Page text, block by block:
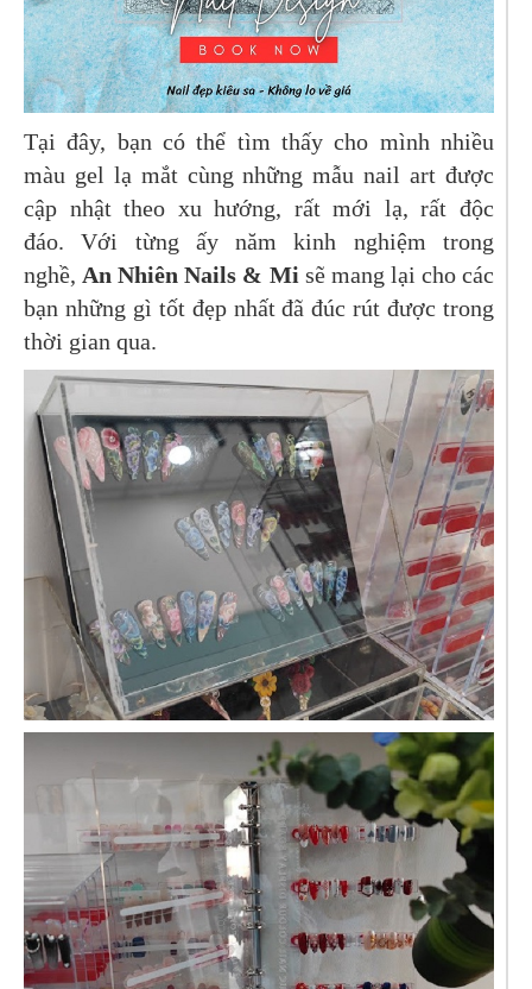
Tại đây, bạn có thể tìm thấy cho mình nhiều
màu gel lạ mắt cùng những mẫu nail art được
cập nhật theo xu hướng, rất mới lạ, rất độc
đáo. Với từng ấy năm kinh nghiệm trong
nghề, An Nhiên Nails & Mi sẽ mang lại cho các
bạn những gì tốt đẹp nhất đã đúc rút được trong
thời gian qua.